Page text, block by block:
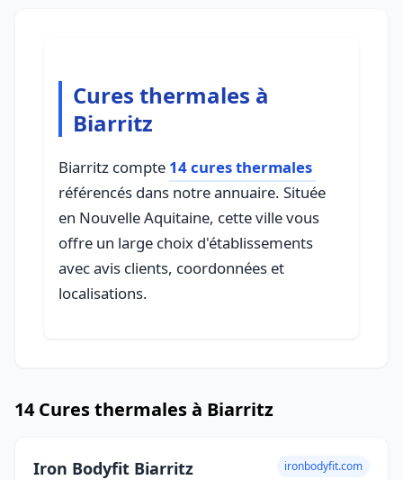
Cures thermales à
Biarritz
Biarritz compte 14 cures thermales
référencés dans notre annuaire. Située
en Nouvelle Aquitaine, cette ville vous
offre un large choix d'établissements
avec avis clients, coordonnées et
localisations.
14 Cures thermales à Biarritz
Iron Bodyfit Biarritz ironbodyfit.com